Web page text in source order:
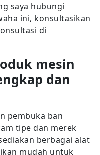
saya hubungi
ini, konsultasikan
di
mesin
dan
pembuka ban
tipe dan merek
berbagai alat
mudah untuk